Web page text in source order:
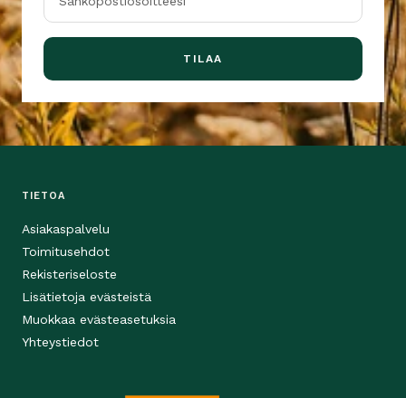
TILAA
TIETOA
Asiakaspalvelu
Toimitusehdot
Rekisteriseloste
Lisätietoja evästeistä
Muokkaa evästeasetuksia
Yhteystiedot